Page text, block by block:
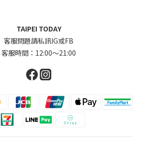
TAIPEI TODAY
客服問題請私訊IG或FB
客服時間：12:00～21:00